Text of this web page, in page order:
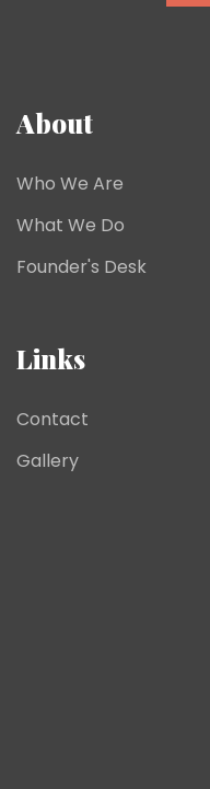
About
Who We Are
What We Do
Founder's Desk
Links
Contact
Gallery